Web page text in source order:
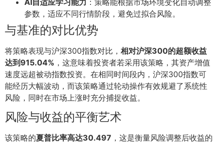
参数，适应不同行情阶段，避免过拟合风险。
与基准的对比优势
将策略表现与沪深300指数对比， 相对沪深300的超额收益
达到915.04% ，这意味着投资者若采用该策略，其资产增值
速度远超被动指数投资。在相同时间段内，沪深300指数可
能经历大幅波动，而该策略通过轮动操作有效规避了系统性
风险，同时在市场上涨时充分捕捉收益。
风险与收益的平衡艺术
该策略的夏普比率高达30.497 ，这是衡量风险调整后收益的